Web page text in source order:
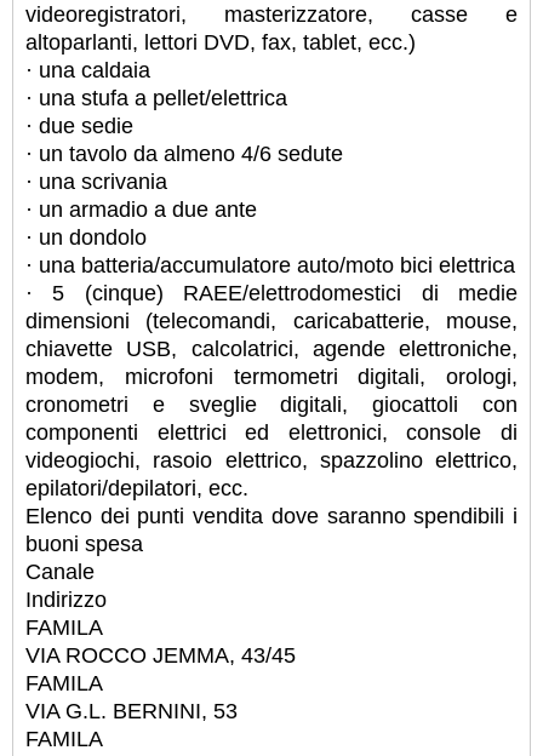
videoregistratori, masterizzatore, casse e
altoparlanti, lettori DVD, fax, tablet, ecc.)
· una caldaia
· una stufa a pellet/elettrica
· due sedie
· un tavolo da almeno 4/6 sedute
· una scrivania
· un armadio a due ante
· un dondolo
· una batteria/accumulatore auto/moto bici elettrica
· 5 (cinque) RAEE/elettrodomestici di medie
dimensioni (telecomandi, caricabatterie, mouse,
chiavette USB, calcolatrici, agende elettroniche,
modem, microfoni termometri digitali, orologi,
cronometri e sveglie digitali, giocattoli con
componenti elettrici ed elettronici, console di
videogiochi, rasoio elettrico, spazzolino elettrico,
epilatori/depilatori, ecc.
Elenco dei punti vendita dove saranno spendibili i
buoni spesa
Canale
Indirizzo
FAMILA
VIA ROCCO JEMMA, 43/45
FAMILA
VIA G.L. BERNINI, 53
FAMILA